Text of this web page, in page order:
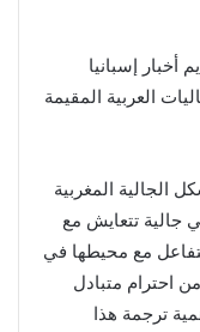
أخبار إسبانيا
العربية المقيمة
الجالية المغربية
جالية تتعايش مع
مع محيطها في
احترام متبادل
ترجمة هذا